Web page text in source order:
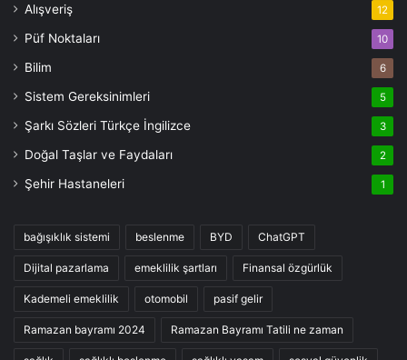
Alışveriş 12
Püf Noktaları 10
Bilim 6
Sistem Gereksinimleri 5
Şarkı Sözleri Türkçe İngilizce 3
Doğal Taşlar ve Faydaları 2
Şehir Hastaneleri 1
bağışıklık sistemi beslenme BYD ChatGPT
Dijital pazarlama emeklilik şartları Finansal özgürlük
Kademeli emeklilik otomobil pasif gelir
Ramazan bayramı 2024 Ramazan Bayramı Tatili ne zaman